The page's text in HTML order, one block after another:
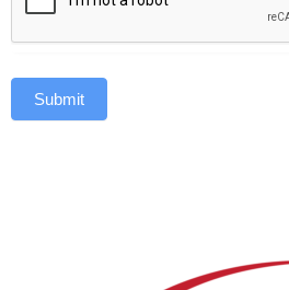
Submit